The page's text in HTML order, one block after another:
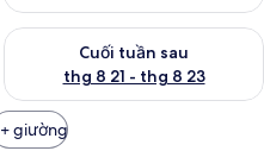
từ thg 8 14 - thg 8 16
Cuối tuần sau
thg 8 21 - thg 8 23
Kiểm tra lượng phòng cuối
giường